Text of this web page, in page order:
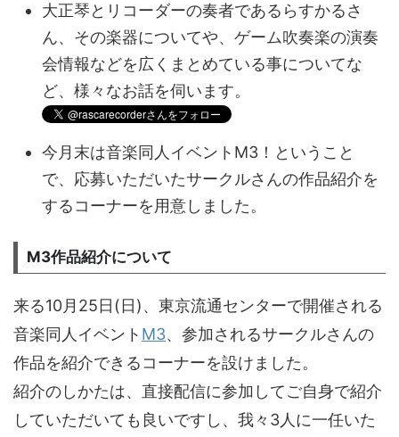
大正琴とリコーダーの奏者であるらすかるさ
ん、その楽器についてや、ゲーム吹奏楽の演奏
会情報などを広くまとめている事についてな
ど、様々なお話を伺います。
今月末は音楽同人イベントM3！ということ
で、応募いただいたサークルさんの作品紹介を
するコーナーを用意しました。
M3作品紹介について
来る10月25日(日)、東京流通センターで開催される
音楽同人イベント M3、参加されるサークルさんの
作品を紹介できるコーナーを設けました。
紹介のしかたは、直接配信に参加してご自身で紹介
していただいても良いですし、我々3人に一任いた